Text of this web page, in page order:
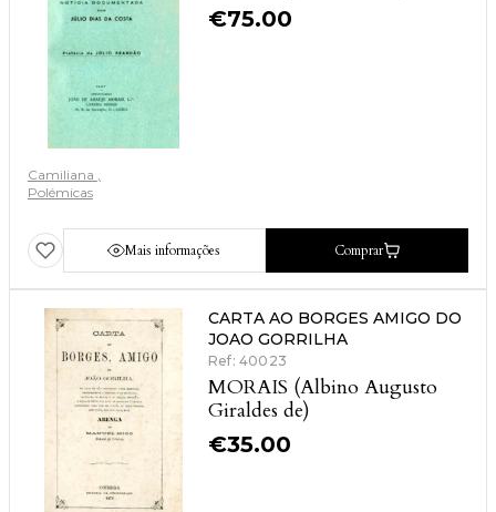
€75.00
Camiliana
Polémicas
Mais informações Comprar
CARTA AO BORGES AMIGO DO
JOAO GORRILHA
Ref: 40023
MORAIS (Albino Augusto
Giraldes de)
€35.00